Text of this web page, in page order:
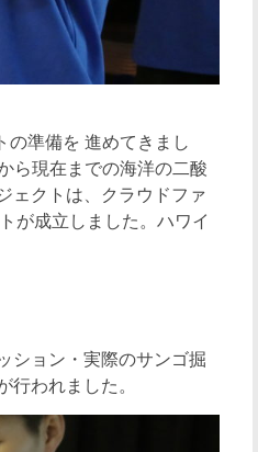
準備を 進めてきまし
ら現在までの海洋の⼆酸
ェクトは、クラウドファ
が成⽴しました。ハワイ
ション・実際のサンゴ掘
われました。